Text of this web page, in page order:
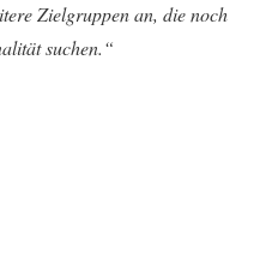
Zielgruppen an, die noch
suchen.“